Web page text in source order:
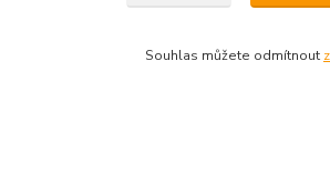
Souhlas můžete odmítnout